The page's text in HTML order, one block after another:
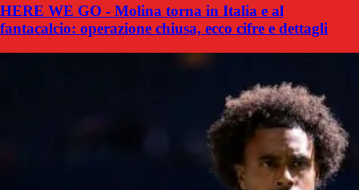
HERE WE GO - Molina torna in Italia e al
fantacalcio: operazione chiusa, ecco cifre e dettagli